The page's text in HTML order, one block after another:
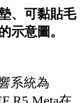
、可黏貼毛
示意圖。
系統為